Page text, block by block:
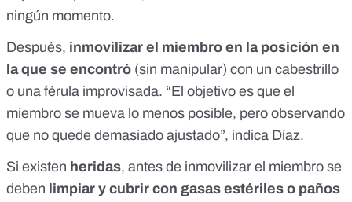
ningún momento.
Después, inmovilizar el miembro en la posición en
la que se encontró (sin manipular) con un cabestrillo
o una férula improvisada. “El objetivo es que el
miembro se mueva lo menos posible, pero observando
que no quede demasiado ajustado”, indica Díaz.
Si existen heridas, antes de inmovilizar el miembro se
deben limpiar y cubrir con gasas estériles o paños